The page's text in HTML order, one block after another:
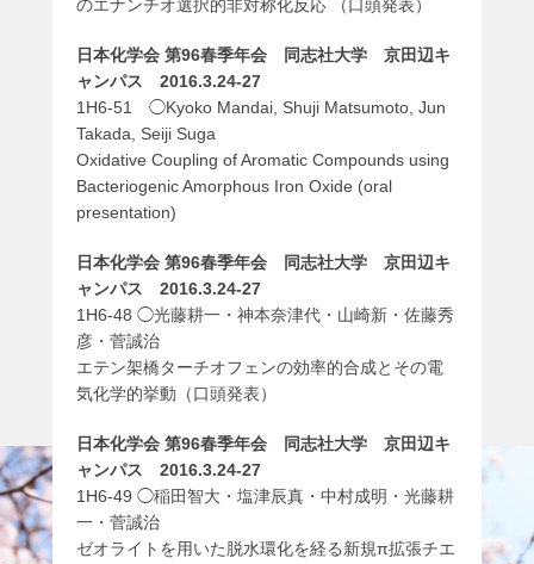
のエナンチオ選択的非対称化反応 （口頭発表）
日本化学会 第96春季年会 同志社大学 京田辺キ
ャンパス 2016.3.24-27
1H6-51 ◯Kyoko Mandai, Shuji Matsumoto, Jun
Takada, Seiji Suga
Oxidative Coupling of Aromatic Compounds using
Bacteriogenic Amorphous Iron Oxide (oral
presentation)
日本化学会 第96春季年会 同志社大学 京田辺キ
ャンパス 2016.3.24-27
1H6-48 ◯光藤耕一・神本奈津代・山崎新・佐藤秀
彦・菅誠治
エテン架橋ターチオフェンの効率的合成とその電
気化学的挙動（口頭発表）
日本化学会 第96春季年会 同志社大学 京田辺キ
ャンパス 2016.3.24-27
1H6-49 ◯稲田智大・塩津辰真・中村成明・光藤耕
一・菅誠治
ゼオライトを用いた脱水環化を経る新規π拡張チエ